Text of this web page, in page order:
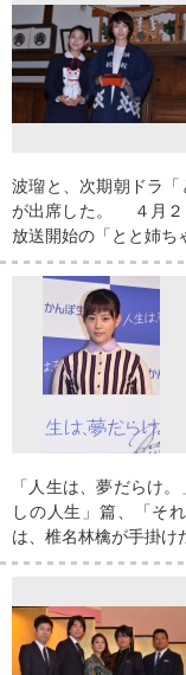
波瑠と、次期朝ドラ
が出席した。 ４月２
放送開始の「とと姉ち
「人生は、夢だらけ
しの人生」篇、「そ
は、椎名林檎が手掛け